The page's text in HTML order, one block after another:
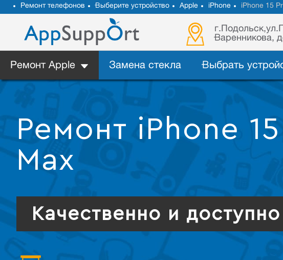
Ремонт телефонов Выберите устройство Apple iPhone iPhone 15
Варенникова,
Ремонт Apple Замена стекла Выбрать
Ремонт iPhone
Max
Качественно и доступно